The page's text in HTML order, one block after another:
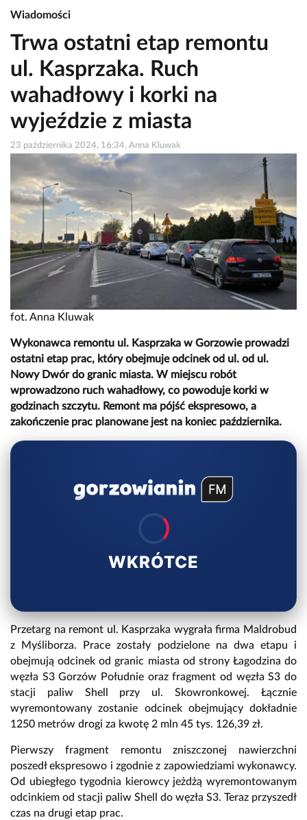
Wiadomości
Trwa ostatni etap remontu
ul. Kasprzaka. Ruch
wahadłowy i korki na
wyjeździe z miasta
23 października 2024, 16:34, Anna Kluwak
fot. Anna Kluwak
Wykonawca remontu ul. Kasprzaka w Gorzowie prowadzi
ostatni etap prac, który obejmuje odcinek od ul. od ul.
Nowy Dwór do granic miasta. W miejscu robót
wprowadzono ruch wahadłowy, co powoduje korki w
godzinach szczytu. Remont ma pójść ekspresowo, a
zakończenie prac planowane jest na koniec października.
WKRÓTCE
Przetarg na remont ul. Kasprzaka wygrała firma Maldrobud
z Myśliborza. Prace zostały podzielone na dwa etapu i
obejmują odcinek od granic miasta od strony Łagodzina do
węzła S3 Gorzów Południe oraz fragment od węzła S3 do
stacji paliw Shell przy ul. Skowronkowej. Łącznie
wyremontowany zostanie odcinek obejmujący dokładnie
1250 metrów drogi za kwotę 2 mln 45 tys. 126,39 zł.
Pierwszy fragment remontu zniszczonej nawierzchni
poszedł ekspresowo i zgodnie z zapowiedziami wykonawcy.
Od ubiegłego tygodnia kierowcy jeżdżą wyremontowanym
odcinkiem od stacji paliw Shell do węzła S3. Teraz przyszedł
czas na drugi etap prac.